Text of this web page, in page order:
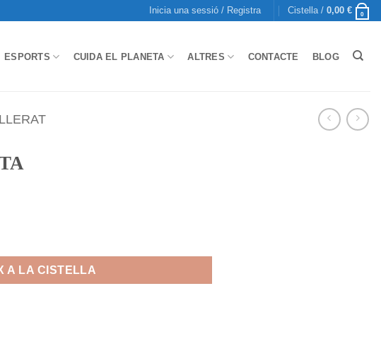
Inicia una sessió / Registra Cistella / 0,00 € 0
ESPORTS CUIDA EL PLANETA ALTRES CONTACTE BLOG
A LA CISTELLA